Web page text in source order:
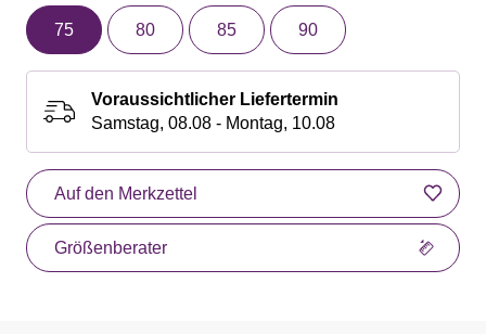
75 80 85 90
Voraussichtlicher Liefertermin
Samstag, 08.08 - Montag, 10.08
Auf den Merkzettel
Größenberater